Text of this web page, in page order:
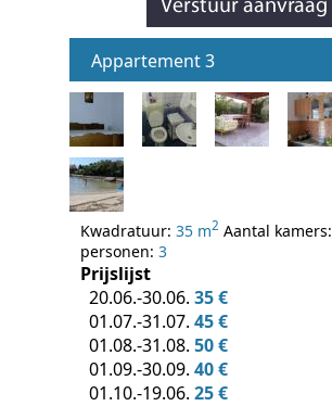
Appartement 3
Kwadratuur: 35 m2 Aantal kamers:
personen: 3
Prijslijst
20.06.-30.06. 35 €
01.07.-31.07. 45 €
01.08.-31.08. 50 €
01.09.-30.09. 40 €
01.10.-19.06. 25 €